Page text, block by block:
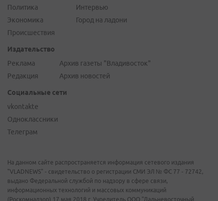
Политика
Экономика
Происшествия
Интервью
Город на ладони
Издательство
Реклама
Редакция
Архив газеты "Владивосток"
Архив новостей
Социальные сети
vkontakte
Одноклассники
Телеграм
На данном сайте распространяется информация сетевого издания
"VLADNEWS" - свидетельство о регистрации СМИ ЭЛ № ФС 77 - 72742,
выдано Федеральной службой по надзору в сфере связи,
информационных технологий и массовых коммуникаций
(Роскомнадзор) 17 мая 2018 г. Учредитель ООО "Дальневосточный